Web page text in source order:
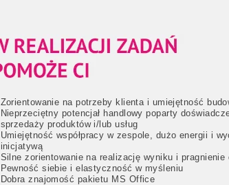
Zorientowanie na potrzeby klienta i umiejętność
Nieprzeciętny potencjał handlowy poparty
sprzedaży produktów i/lub usług
Umiejętność współpracy w zespole, dużo energii i
inicjatywą
Silne zorientowanie na realizację wyniku i pragnienie
Pewność siebie i elastyczność w myśleniu
Dobra znajomość pakietu MS Office